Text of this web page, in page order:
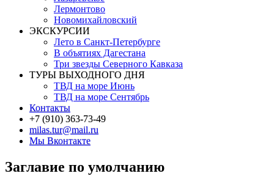
Лермонтово
Новомихайловский
ЭКСКУРСИИ
Лето в Санкт-Петербурге
В объятиях Дагестана
Три звезды Северного Кавказа
ТУРЫ ВЫХОДНОГО ДНЯ
ТВД на море Июнь
ТВД на море Сентябрь
Контакты
+7 (910) 363-73-49
milas.tur@mail.ru
Мы Вконтакте
Заглавие по умолчанию